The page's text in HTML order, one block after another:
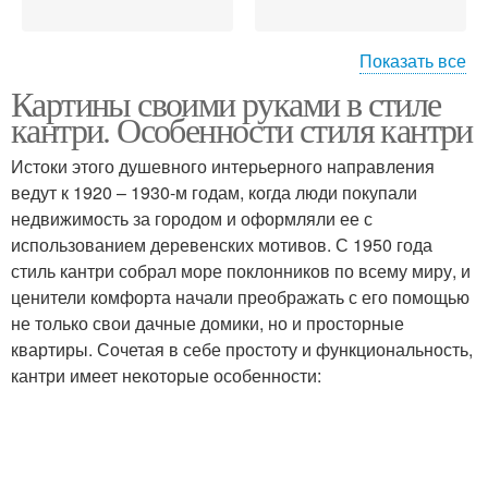
Кухни в стиле Дача в стиле
Интерьер в стиле Новые картины
Показать все
Картины своими руками в стиле
кантри. Особенности стиля кантри
Истоки этого душевного интерьерного направления
ведут к 1920 – 1930-м годам, когда люди покупали
недвижимость за городом и оформляли ее с
использованием деревенских мотивов. С 1950 года
стиль кантри собрал море поклонников по всему миру, и
ценители комфорта начали преображать с его помощью
не только свои дачные домики, но и просторные
квартиры. Сочетая в себе простоту и функциональность,
кантри имеет некоторые особенности: